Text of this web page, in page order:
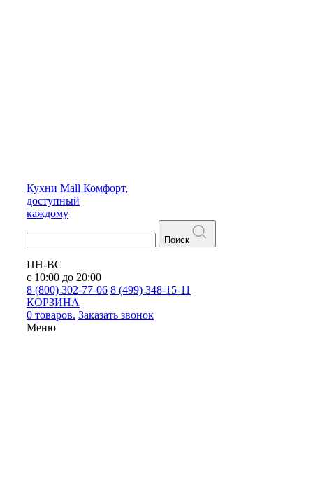
Кухни Mall Комфорт,
доступный
каждому
Поиск
ПН-ВС
с 10:00 до 20:00
8 (800) 302-77-06 8 (499) 348-15-11
КОРЗИНА
0 товаров. Заказать звонок
Меню